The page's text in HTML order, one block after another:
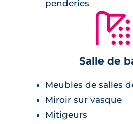
de balcons et de loggias,
de vie lumineux et
disposent d'un parking
chauffage par pompe à
isolation thermique
confort et économies
penderies
🚿
Salle de
Meubles de salles
Miroir sur vasque
Mitigeurs